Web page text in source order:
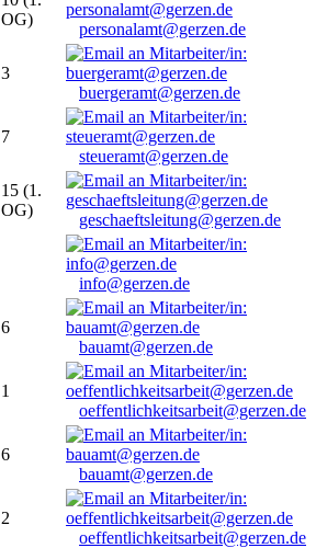
OG)
personalamt@gerzen.de
3
buergeramt@gerzen.de
7
steueramt@gerzen.de
15 (1.
OG)
geschaeftsleitung@gerzen.de
info@gerzen.de
6
bauamt@gerzen.de
1
oeffentlichkeitsarbeit@gerzen.de
6
bauamt@gerzen.de
2
oeffentlichkeitsarbeit@gerzen.de